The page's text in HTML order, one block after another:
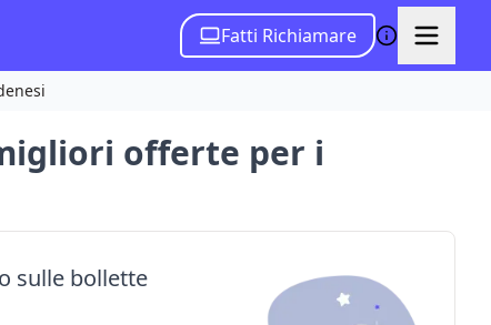
Fatti Richiamare
offerte per i
sulle bollette